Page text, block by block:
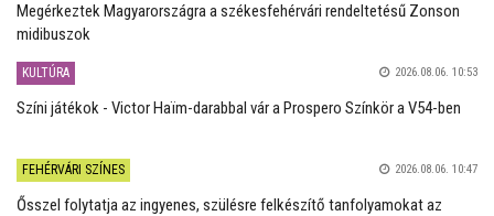
Megérkeztek Magyarországra a székesfehérvári rendeltetésű Zonson
midibuszok
KULTÚRA 2026.08.06. 10:53
Színi játékok - Victor Haïm-darabbal vár a Prospero Színkör a V54-ben
FEHÉRVÁRI SZÍNES 2026.08.06. 10:47
Ősszel folytatja az ingyenes, szülésre felkészítő tanfolyamokat az